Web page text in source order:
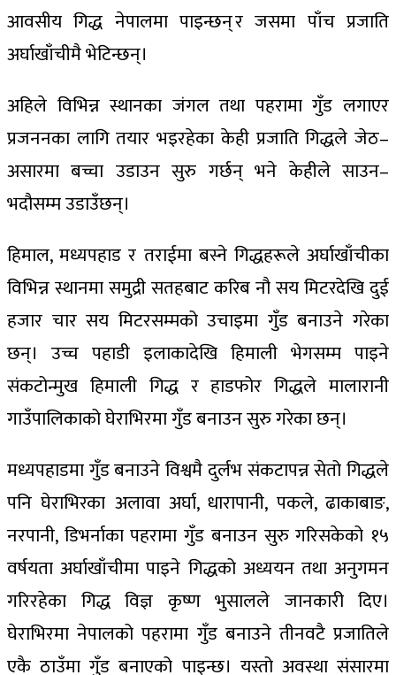
आवसीय गिद्ध नेपालमा पाइन्छन् र जसमा पाँच प्रजाति
अर्घाखाँचीमै भेटिन्छन्।
अहिले विभिन्न स्थानका जंगल तथा पहरामा गुँड लगाएर
प्रजननका लागि तयार भइरहेका केही प्रजाति गिद्धले जेठ–
असारमा बच्चा उडाउन सुरु गर्छन् भने केहीले साउन–
भदौसम्म उडाउँछन्।
हिमाल, मध्यपहाड र तराईमा बस्ने गिद्धहरूले अर्घाखाँचीका
विभिन्न स्थानमा समुद्री सतहबाट करिब नौ सय मिटरदेखि दुई
हजार चार सय मिटरसम्मको उचाइमा गुँड बनाउने गरेका
छन्। उच्च पहाडी इलाकादेखि हिमाली भेगसम्म पाइने
संकटोन्मुख हिमाली गिद्ध र हाडफोर गिद्धले मालारानी
गाउँपालिकाको घेराभिरमा गुँड बनाउन सुरु गरेका छन्।
मध्यपहाडमा गुँड बनाउने विश्वमै दुर्लभ संकटापन्न सेतो गिद्धले
पनि घेराभिरका अलावा अर्घा, धारापानी, पकले, ढाकाबाङ,
नरपानी, डिभर्नाका पहरामा गुँड बनाउन सुरु गरिसकेको १५
वर्षयता अर्घाखाँचीमा पाइने गिद्धको अध्ययन तथा अनुगमन
गरिरहेका गिद्ध विज्ञ कृष्ण भुसालले जानकारी दिए।
घेराभिरमा नेपालको पहरामा गुँड बनाउने तीनवटै प्रजातिले
एकै ठाउँमा गुँड बनाएको पाइन्छ। यस्तो अवस्था संसारमा